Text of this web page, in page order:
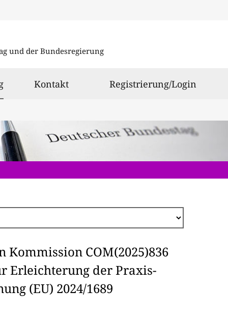
und der Bundesregierung
ausgewählt
Kontakt Registrierung/Login
Kommission COM(2025)836
Erleichterung der Praxis-
(EU) 2024/1689